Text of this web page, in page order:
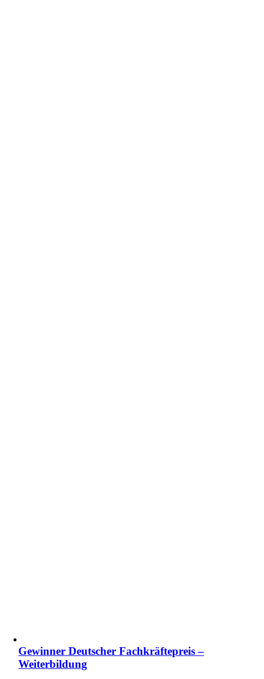
Gewinner Deutscher Fachkräftepreis –
Weiterbildung